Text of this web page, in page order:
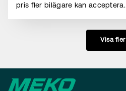
pris fler bilägare kan acceptera.
Visa fler